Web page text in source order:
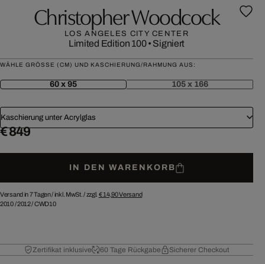
Christopher Woodcock
LOS ANGELES CITY CENTER
Limited Edition 100• Signiert
WÄHLE GRÖSSE (CM) UND KASCHIERUNG/RAHMUNG AUS:
60 x 95 105 x 166
Kaschierung unter Acrylglas
€ 849
IN DEN WARENKORB
Versand in 7 Tagen /inkl. MwSt. / zzgl. € 14,90Versand
2010/2012/CWD10
Zertifikat inklusive 60 Tage Rückgabe Sicherer Checkout